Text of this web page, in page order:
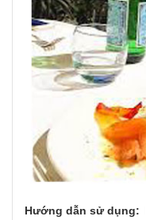
Hướng dẫn sử dụng: